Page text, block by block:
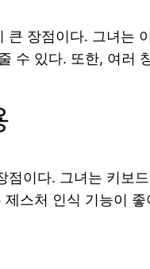
장점이다. 그녀는
수 있다. 또한, 여러
이다. 그녀는 키보
스처 인식 기능이